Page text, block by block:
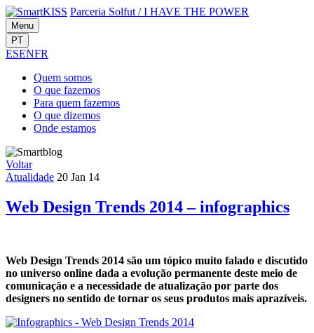
Parceria Solfut /I HAVE THE POWER
Menu
PT
ESENFR
Quem somos
O que fazemos
Para quem fazemos
O que dizemos
Onde estamos
Voltar
Atualidade 20 Jan 14
Web Design Trends 2014 – infographics
Web Design Trends 2014 são um tópico muito falado e discutido
no universo online dada a evolução permanente deste meio de
comunicação e a necessidade de atualização por parte dos
designers no sentido de tornar os seus produtos mais aprazíveis.